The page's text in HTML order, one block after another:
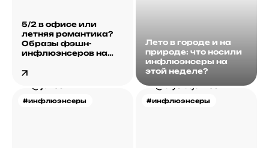
5/2 в офисе или
летняя романтика?
Образы фэшн-
инфлюэнсеров на
Лето в городе и на
природе: что носили
инфлюэнсеры на
этой неделе?
#инфлюэнсеры #инфлюэнсеры